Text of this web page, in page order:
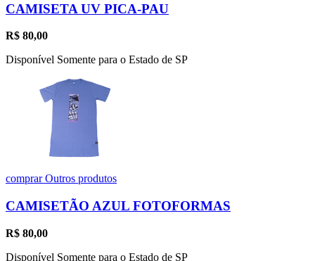
CAMISETA UV PICA-PAU
R$ 80,00
Disponível Somente para o Estado de SP
comprarOutros produtos
CAMISETÃO AZUL FOTOFORMAS
R$ 80,00
Disponível Somente para o Estado de SP